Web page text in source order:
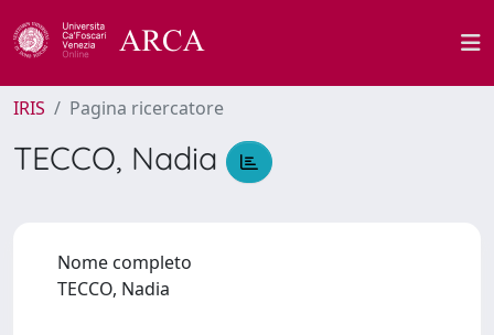
IRIS Pagina ricercatore
TECCO, Nadia
Nome completo
TECCO, Nadia